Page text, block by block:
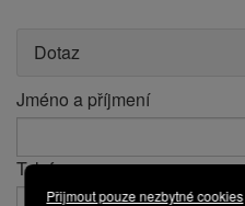
Přijmout pouze nezbytné cookies
Dotaz
Jméno a příjmení
Telefon